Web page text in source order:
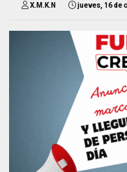
X.M.K.N jueves, 16 de